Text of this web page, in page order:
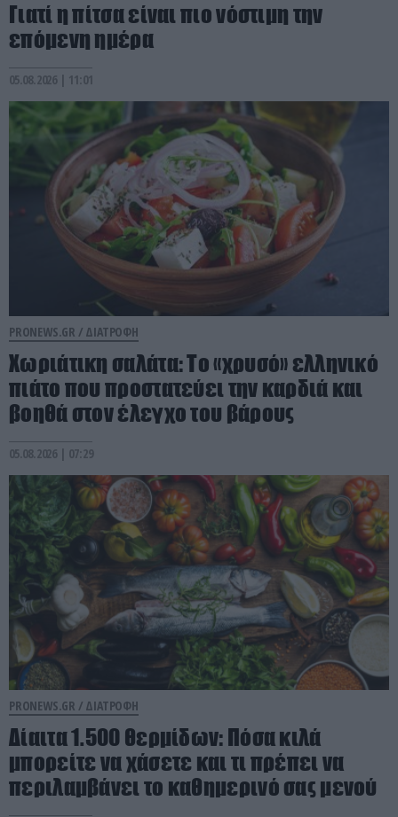
Γιατί η πίτσα είναι πιο νόστιμη την
επόμενη ημέρα
05.08.2026 | 11:01
PRONEWS.GR / ΔΙΑΤΡΟΦΗ
Χωριάτικη σαλάτα: Το «χρυσό» ελληνικό
πιάτο που προστατεύει την καρδιά και
βοηθά στον έλεγχο του βάρους
05.08.2026 | 07:29
PRONEWS.GR / ΔΙΑΤΡΟΦΗ
Δίαιτα 1.500 θερμίδων: Πόσα κιλά
μπορείτε να χάσετε και τι πρέπει να
περιλαμβάνει το καθημερινό σας μενού